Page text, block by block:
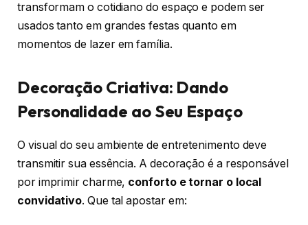
transformam o cotidiano do espaço e podem ser
usados tanto em grandes festas quanto em
momentos de lazer em família.
Decoração Criativa: Dando
Personalidade ao Seu Espaço
O visual do seu ambiente de entretenimento deve
transmitir sua essência. A decoração é a responsável
por imprimir charme, conforto e tornar o local
convidativo. Que tal apostar em: